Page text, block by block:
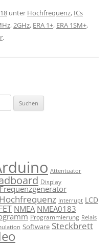
unter Hochfrequenz, ICs
, 2GHz, ERA 1+, ERA 1SM+,
.
Attentuator
Display
Frequenzgenerator
Hochfrequenz Interrupt LCD
NMEA NMEA0183
Programmierung Relais
Software Steckbrett